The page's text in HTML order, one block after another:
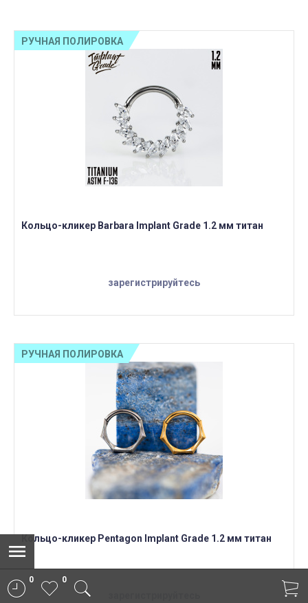
Кольцо-кликер Barbara Implant Grade 1.2 мм титан
зарегистрируйтесь
РУЧНАЯ ПОЛИРОВКА
Кольцо-кликер Pentagon Implant Grade 1.2 мм титан
РУЧНАЯ ПОЛИРОВКА
0 0